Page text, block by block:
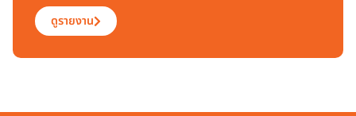
ดูรายงาน